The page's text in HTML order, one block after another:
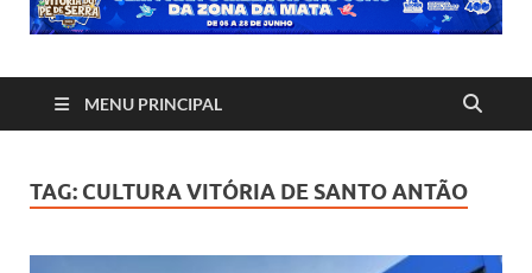
MENU PRINCIPAL
TAG: CULTURA VITÓRIA DE SANTO ANTÃO